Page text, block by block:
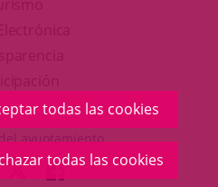
todas las cookies
todas las cookies
en
una
ventana
nueva.
aplicación
externa.
ayuntamiento
ENLACEENLACE